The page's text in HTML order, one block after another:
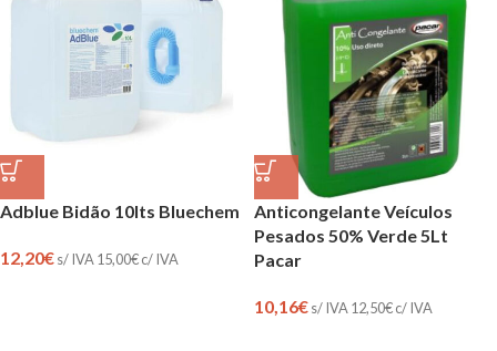
Adblue Bidão 10lts Bluechem
12,20€s/ IVA 15,00€c/ IVA
Anticongelante Veículos
Pesados 50% Verde 5Lt
Pacar
10,16€s/ IVA 12,50€c/ IVA